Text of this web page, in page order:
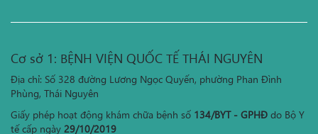
Cơ sở 1: BỆNH VIỆN QUỐC TẾ THÁI NGUYÊN
Địa chỉ: Số 328 đường Lương Ngọc Quyến, phường Phan Đình
Phùng, Thái Nguyên
Giấy phép hoạt động khám chữa bệnh số 134/BYT - GPHĐ do Bộ Y
tế cấp ngày 29/10/2019